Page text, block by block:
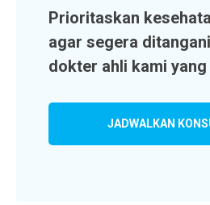
Prioritaskan
agar segera
dokter ahli kami
JADWALKAN